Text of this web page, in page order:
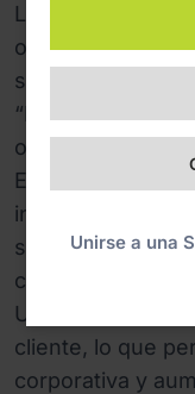
La Universidad
operadores que
soporte a un
“Hasta el
operadores y
El proceso para
intuitivo, y tiene
soporte a
conocimiento
Universidad
cliente, lo que
corporativa y
Unirse a una